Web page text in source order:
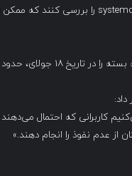
کاربرانی که احتمال
از عدم نفوذ را انجام دهند.»